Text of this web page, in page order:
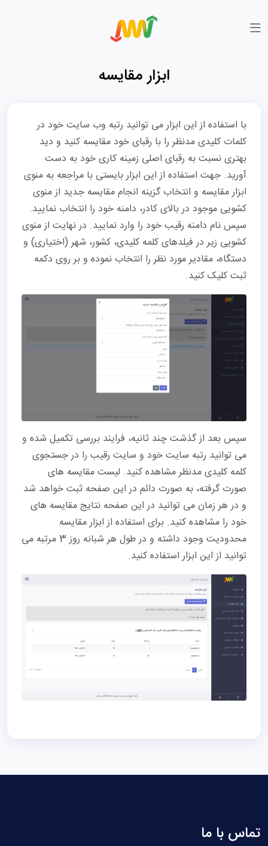
ابزار مقایسه
با استفاده از این ابزار می توانید رتبه وب سایت خود در
کلمات کلیدی مدنظر را با رقبای خود مقایسه کنید و دید
بهتری نسبت به رقبای اصلی زمینه کاری خود به دست
آورید. جهت استفاده از این ابزار بایستی با مراجعه به منوی
ابزار مقایسه و انتخاب گزینه انجام مقایسه جدید از منوی
کشویی موجود در بالای کادر، دامنه خود را انتخاب نمایید.
سپس نام دامنه رقیب خود را وارد نمایید. در نهایت از منوی
کشویی زیر در فیلدهای کلمه کلیدی، کشور، شهر (اختیاری) و
دستگاه، مقادیر مورد نظر را انتخاب نموده و بر روی دکمه
ثبت کلیک کنید.
سپس بعد از گذشت چند ثانیه، فرایند بررسی تکمیل شده و
می توانید رتبه سایت خود و سایت رقیب را در جستجوی
کلمه کلیدی مدنظر مشاهده کنید. لیست مقایسه های
صورت گرفته، به صورت دائم در این صفحه ثبت خواهد شد
و در هر زمان می توانید در این صفحه نتایج مقایسه های
خود را مشاهده کنید. برای استفاده از ابزار مقایسه
محدودیت وجود داشته و در طول هر شبانه روز 3 مرتبه می
توانید از این ابزار استفاده کنید.
تماس با ما